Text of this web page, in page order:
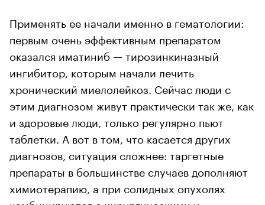
Применять ее начали именно в гематологии:
первым очень эффективным препаратом
оказался иматиниб — тирозинкиназный
ингибитор, которым начали лечить
хронический миелолейкоз. Сейчас люди с
этим диагнозом живут практически так же, как
и здоровые люди, только регулярно пьют
таблетки. А вот в том, что касается других
диагнозов, ситуация сложнее: таргетные
препараты в большинстве случаев дополняют
химиотерапию, а при солидных опухолях